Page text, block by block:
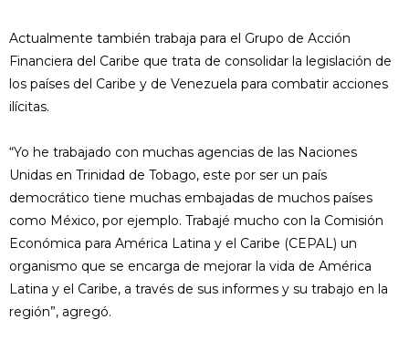
Actualmente también trabaja para el Grupo de Acción
Financiera del Caribe que trata de consolidar la legislación de
los países del Caribe y de Venezuela para combatir acciones
ilícitas.
“Yo he trabajado con muchas agencias de las Naciones
Unidas en Trinidad de Tobago, este por ser un país
democrático tiene muchas embajadas de muchos países
como México, por ejemplo. Trabajé mucho con la Comisión
Económica para América Latina y el Caribe (CEPAL) un
organismo que se encarga de mejorar la vida de América
Latina y el Caribe, a través de sus informes y su trabajo en la
región”, agregó.